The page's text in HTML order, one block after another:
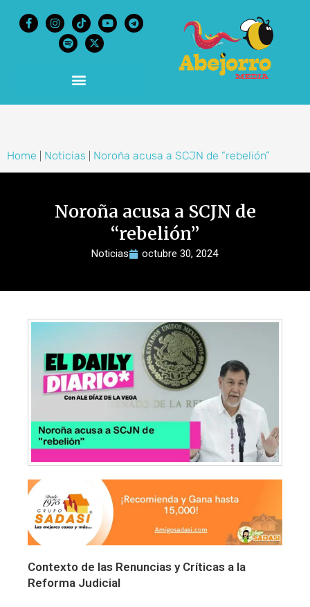
Home Noticias Noroña acusa a SCJN de “rebelión”
Noroña acusa a SCJN de
“rebelión”
Noticias octubre 30, 2024
Contexto de las Renuncias y Críticas a la
Reforma Judicial